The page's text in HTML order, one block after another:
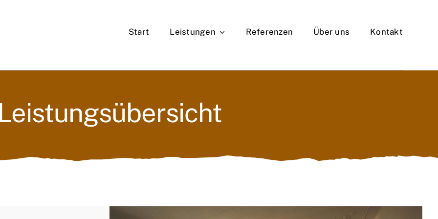
Start Leistungen Referenzen Über uns Kontakt
Leistungsübersicht